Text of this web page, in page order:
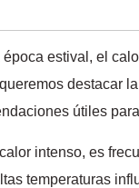
estival, el
destacar
útiles
intenso, es
temperaturas